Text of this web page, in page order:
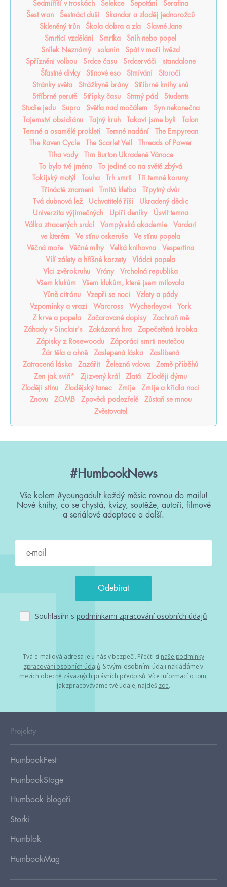
Sedmiříší v troskách
Selekce Šepotání
Serafina
Šest vran
Šestnáct duší
Skandar a zloděj jednorožců
Skleněný trůn
Škola dobra a zla
Slavné Jane
Smrtící vzdělání
Smrtka
Sníh nebo popel
Snílek Neznámý
solanin
Spát v moři hvězd
Spřízněni volbou
Srdce času Srdcerváči
standalone
Šťastné dívky
Stínové eso Stmívání
Storočí
Stránky světa
Strážkyně brány
Stříbrné knihy snů
Stříbrné perutě
Střípky času Strmý pád
Students
Studie jedu
Supro Světla nad močálem
Syn nekonečna
Tajemství obsidiánu
Tajný kruh Takoví jsme byli
Talon
Temné a osamělé prokletí
Temné nadání
The Empyrean
The Raven Cycle
The Scarlet Veil
Threads of Power
Tíha vody
Tim Burton Ukradené Vánoce
To bylo tvé jméno
To jediné co na světě zbývá
Tokijský motýl
Touha Trh smrti
Tři temné koruny
Třinácté znamení
Trnitá kletba
Třpytný dvůr
Tvá dubnová lež
Uchvatitelé říší
Ukradený dědic
Univerzita výjimečných
Upíří deníky
Úsvit temna
Válka ztracených srdcí
Vampýrská akademie
Vardari
ve kterém
Ve stínu oskeruše
Ve stínu popela
Věčná moře
Věčné mlhy Velká knihovna
Vespertina
Vílí zálety a hříšné korzety
Vládci popela
Vlci zvěrokruhu
Vrány
Vrcholná republika
Všem klukům
Všem klukům, které jsem milovala
Vůně citrónu
Vzepři se noci
Vzlety a pády
Vzpomínky a vrazi
Warcross Wycherleyovi
York
Z krve a popela
Začarované dopisy
Zachraň mě
Záhady v Sinclair's
Zakázaná hra
Zapečetěná hrobka
Zápisky z Rosewoodu
Záporáci smrti neutečou
Žár těla a ohně
Zaslepená láska
Zaslíbená
Zatracená láska
Zazářit Železná vdova
Země příběhů
Zen jak sviň*
Zjizvený král Zlatá
Zloději dýmu
Zloději stínu
Zlodějský tanec Zmije
Zmije a křídla noci
Znovu
ZOMB Zpovědi podezřelé
Zůstaň se mnou
Zvěstovatel
#HumbookNews
Vše kolem #youngadult každý měsíc rovnou do mailu!
Nové knihy, co se chystá, kvízy, soutěže, autoři, filmové
a seriálové adaptace a další.
Souhlasím s podmínkami zpracování osobních údajů
Tvá e-mailová adresa je u nás v bezpečí. Přečti si naše podmínky
zpracování osobních údajů. S tvými osobními údaji nakládáme v
mezích obecně závazných právních předpisů. Více informací o tom,
jak zpracováváme tvé údaje, najdeš zde.
Projekty
HumbookFest
HumbookStage
Humbook blogeři
Storki
Humblok
HumbookMag